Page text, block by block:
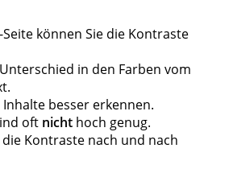
können Sie die Kontraste
in den Farben vom
besser erkennen.
oft nichthoch genug.
Kontraste nach und nach